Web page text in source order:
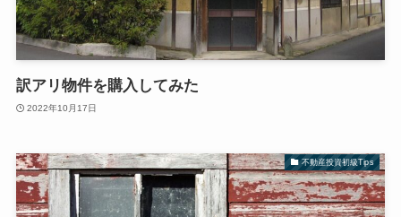
訳アリ物件を購入してみた
2022年10月17日
不動産投資初級Tips